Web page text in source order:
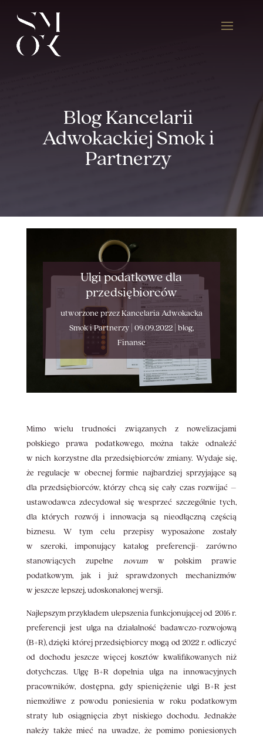
Blog Kancelarii
Adwokackiej Smok i
Partnerzy
Ulgi podatkowe dla
przedsiębiorców
utworzone przezKancelaria Adwokacka
Smok i Partnerzy| 09.09.2022| blog,
Finanse
Mimo wielu trudności związanych z nowelizacjami
polskiego prawa podatkowego, można także odnaleźć
w nich korzystne dla przedsiębiorców zmiany. Wydaje się,
że regulacje w obecnej formie najbardziej sprzyjające są
dla przedsiębiorców, którzy chcą się cały czas rozwijać –
ustawodawca zdecydował się wesprzeć szczególnie tych,
dla których rozwój i innowacja są nieodłączną częścią
biznesu. W tym celu przepisy wyposażone zostały
w szeroki, imponujący katalog preferencji- zarówno
stanowiących zupełnenovumw polskim prawie
podatkowym, jak i już sprawdzonych mechanizmów
w jeszcze lepszej, udoskonalonej wersji.
Najlepszym przykładem ulepszenia funkcjonującej od 2016 r.
preferencji jest ulga na działalność badawczo-rozwojową
(B+R), dzięki której przedsiębiorcy mogą od 2022 r. odliczyć
od dochodu jeszcze więcej kosztów kwalifikowanych niż
dotychczas. Ulgę B+R dopełnia ulga na innowacyjnych
pracowników, dostępna, gdy spieniężenie ulgi B+R jest
niemożliwe z powodu poniesienia w roku podatkowym
straty lub osiągnięcia zbyt niskiego dochodu. Jednakże
należy także mieć na uwadze, że pomimo poniesionych